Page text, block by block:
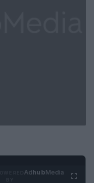
AdhubMedia